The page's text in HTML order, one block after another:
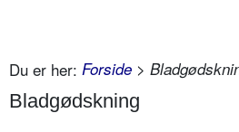
Du er her: Forside >
Bladgødskning